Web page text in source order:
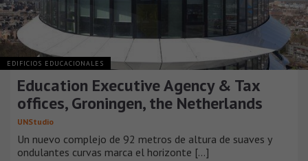
EDIFICIOS EDUCACIONALES
Education Executive Agency & Tax
offices, Groningen, the Netherlands
UNStudio
Un nuevo complejo de 92 metros de altura de suaves y
ondulantes curvas marca el horizonte [...]